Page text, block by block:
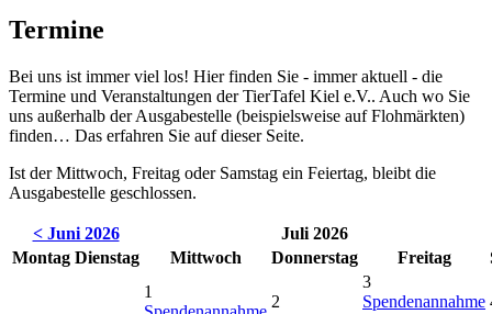
Termine
Bei uns ist immer viel los! Hier finden Sie - immer aktuell - die
Termine und Veranstaltungen der TierTafel Kiel e.V.. Auch wo Sie
uns außerhalb der Ausgabestelle (beispielsweise auf Flohmärkten)
finden… Das erfahren Sie auf dieser Seite.
Ist der Mittwoch, Freitag oder Samstag ein Feiertag, bleibt die
Ausgabestelle geschlossen.
< Juni 2026
Juli 2026
Montag Dienstag Mittwoch Donnerstag Freitag
1
2
3
Spendenannahme